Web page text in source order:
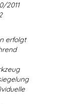
2011
erfolgt